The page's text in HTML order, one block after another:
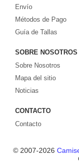
Envío
Métodos de Pago
Guía de Tallas
SOBRE NOSOTROS
Sobre Nosotros
Mapa del sitio
Noticias
CONTACTO
Contacto
© 2007-2026